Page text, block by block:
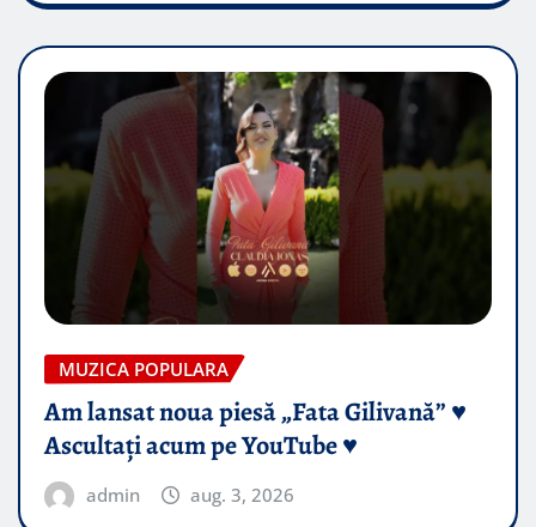
MUZICA POPULARA
Am lansat noua piesă „Fata Gilivană” ♥️
Ascultați acum pe YouTube ♥️
admin aug. 3, 2026